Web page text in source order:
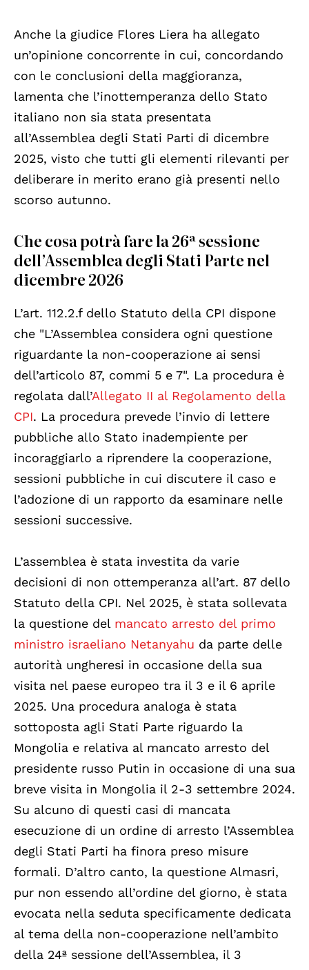
Anche la giudice Flores Liera ha allegato
un’opinione concorrente in cui, concordando
con le conclusioni della maggioranza,
lamenta che l’inottemperanza dello Stato
italiano non sia stata presentata
all’Assemblea degli Stati Parti di dicembre
2025, visto che tutti gli elementi rilevanti per
deliberare in merito erano già presenti nello
scorso autunno.
Che cosa potrà fare la 26ª sessione
dell’Assemblea degli Stati Parte nel
dicembre 2026
L’art. 112.2.f dello Statuto della CPI dispone
che "L’Assemblea considera ogni questione
riguardante la non-cooperazione ai sensi
dell’articolo 87, commi 5 e 7". La procedura è
regolata dall’Allegato II al Regolamento della
CPI. La procedura prevede l’invio di lettere
pubbliche allo Stato inadempiente per
incoraggiarlo a riprendere la cooperazione,
sessioni pubbliche in cui discutere il caso e
l’adozione di un rapporto da esaminare nelle
sessioni successive.
L’assemblea è stata investita da varie
decisioni di non ottemperanza all’art. 87 dello
Statuto della CPI. Nel 2025, è stata sollevata
la questione del mancato arresto del primo
ministro israeliano Netanyahu da parte delle
autorità ungheresi in occasione della sua
visita nel paese europeo tra il 3 e il 6 aprile
2025. Una procedura analoga è stata
sottoposta agli Stati Parte riguardo la
Mongolia e relativa al mancato arresto del
presidente russo Putin in occasione di una sua
breve visita in Mongolia il 2-3 settembre 2024.
Su alcuno di questi casi di mancata
esecuzione di un ordine di arresto l’Assemblea
degli Stati Parti ha finora preso misure
formali. D’altro canto, la questione Almasri,
pur non essendo all’ordine del giorno, è stata
evocata nella seduta specificamente dedicata
al tema della non-cooperazione nell’ambito
della 24ª sessione dell’Assemblea, il 3